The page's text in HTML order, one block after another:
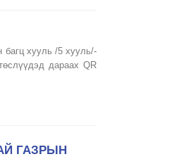
багц хууль /5 хууль/-
дараах QR
ГАЗРЫН